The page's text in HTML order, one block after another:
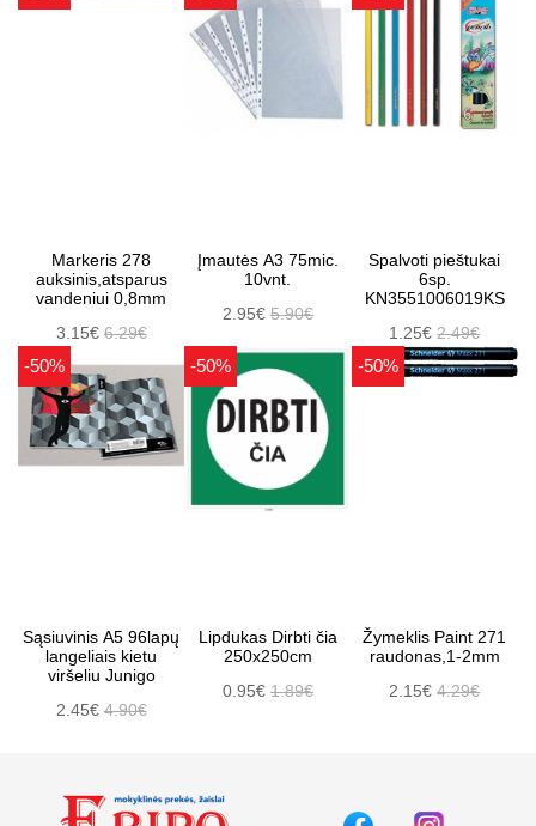
Markeris 278
auksinis,atsparus
vandeniui 0,8mm
3.15€6.29€
Įmautės A3 75mic.
10vnt.
2.95€ 5.90€
Spalvoti pieštukai
6sp.
KN3551006019KS
1.25€2.49€
-50%
Sąsiuvinis A5 96lapų
langeliais kietu
viršeliu Junigo
2.45€4.90€
-50%
Lipdukas Dirbti čia
250x250cm
0.95€ 1.89€
-50%
Žymeklis Paint 271
raudonas,1-2mm
2.15€4.29€